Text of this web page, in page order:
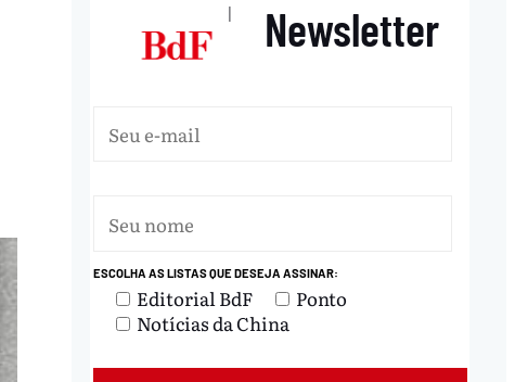
| Newsletter
ESCOLHA AS LISTAS QUE DESEJA ASSINAR:
Editorial BdF
Ponto
Notícias da China